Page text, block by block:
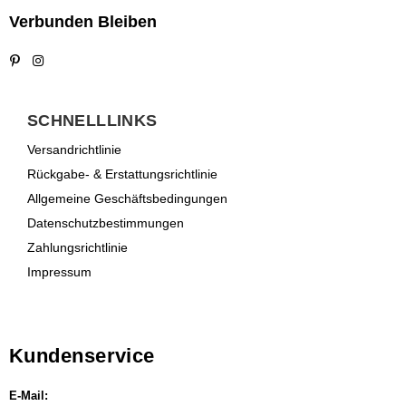
Verbunden Bleiben
PinterestInstagram
SCHNELLLINKS
Versandrichtlinie
Rückgabe- & Erstattungsrichtlinie
Allgemeine Geschäftsbedingungen
Datenschutzbestimmungen
Zahlungsrichtlinie
Impressum
Kundenservice
E-Mail: